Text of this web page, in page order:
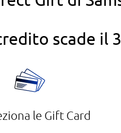
scade il
le Gift Card